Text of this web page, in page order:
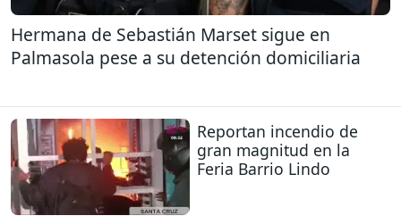
Hermana de Sebastián Marset sigue en
Palmasola pese a su detención domiciliaria
Reportan incendio de
gran magnitud en la
Feria Barrio Lindo